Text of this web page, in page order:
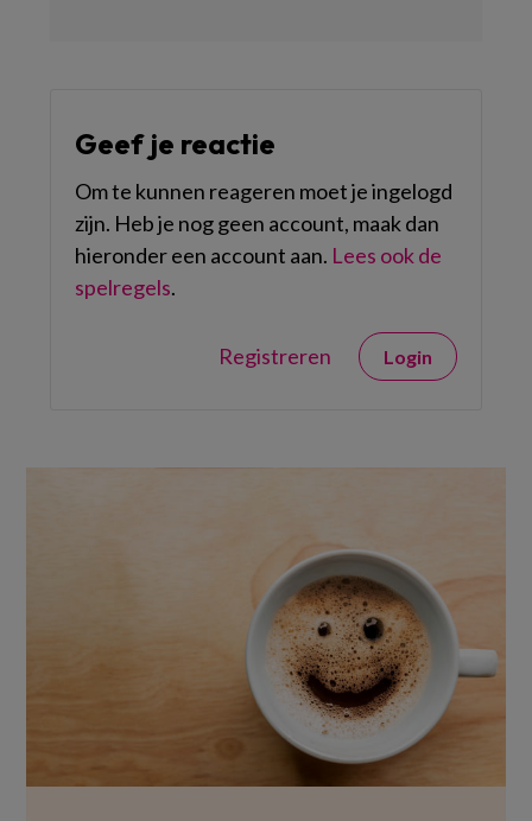
Geef je reactie
Om te kunnen reageren moet je ingelogd
zijn. Heb je nog geen account, maak dan
hieronder een account aan. Lees ook de
spelregels.
Registreren Login